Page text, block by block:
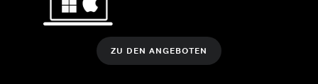
ZU DEN ANGEBOTEN